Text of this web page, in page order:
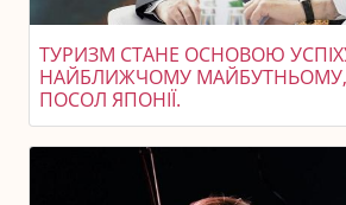
ТУРИЗМ СТАНЕ ОСНОВОЮ
НАЙБЛИЖЧОМУ
ПОСОЛ ЯПОНІЇ.